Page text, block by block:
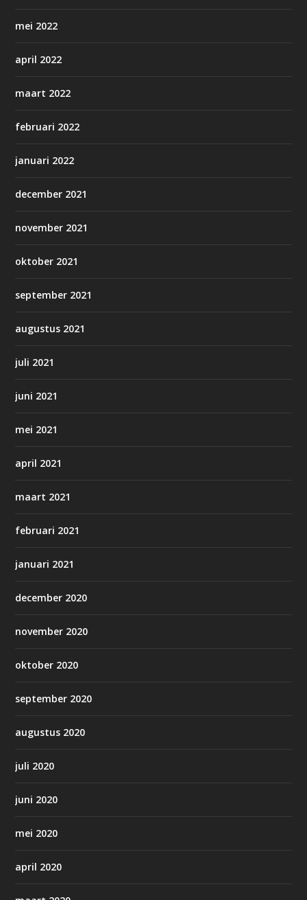
mei 2022
april 2022
maart 2022
februari 2022
januari 2022
december 2021
november 2021
oktober 2021
september 2021
augustus 2021
juli 2021
juni 2021
mei 2021
april 2021
maart 2021
februari 2021
januari 2021
december 2020
november 2020
oktober 2020
september 2020
augustus 2020
juli 2020
juni 2020
mei 2020
april 2020